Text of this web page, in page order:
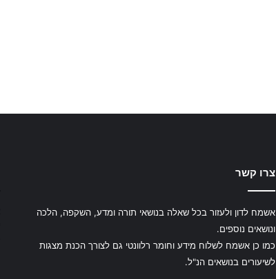
צרו קשר
אשמח לדון ולעזור בכל שאלה בנושאי תורה ומדע, השקפה, הלכה
ונושאים נוספים.
כמו כן אשמח לשלוח מידע וחומר רלוונטי גם לצורך הכנת מצגות
לשיעורים בנושאים הנ"ל.